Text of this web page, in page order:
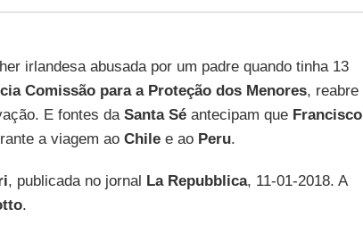
irlandesa abusada por um padre quando tinha 13
Comissão para a Proteção dos Menores, reabre
E fontes da Santa Séantecipam que Francisco
a viagem ao Chilee ao Peru.
, publicada no jornal La Repubblica, 11-01-2018. A
.